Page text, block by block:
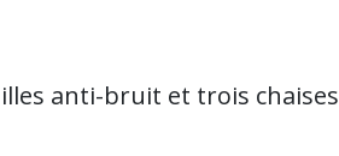
anti-bruit et trois chaises